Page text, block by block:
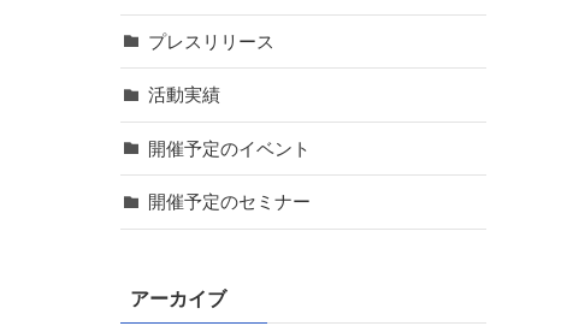
プレスリリース
活動実績
開催予定のイベント
開催予定のセミナー
アーカイブ